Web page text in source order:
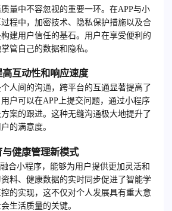
量中不容忽视的重要一环。在APP与小
程中，加密技术、隐私保护措施以及合
建用户信任的基石。用户在享受便利的
管自己的数据和隐私。
互动性和响应速度
人间的沟通，跨平台的互通显著提高了
户可以在APP上提交问题，通过小程序
案的跟进。这种无缝沟通极大地提升了
的满意度。
健康管理新模式
合小程序，能够为用户提供更加灵活和
料、健康数据的实时同步促进了智能学
的实现，这不仅对个人发展具有重大意
生活质量的关键。